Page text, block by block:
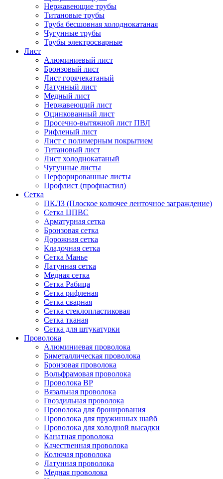
Нержавеющие трубы
Титановые трубы
Труба бесшовная холоднокатаная
Чугунные трубы
Трубы электросварные
Лист
Алюминиевый лист
Бронзовый лист
Лист горячекатаный
Латунный лист
Медный лист
Нержавеющий лист
Оцинкованный лист
Просечно-вытяжной лист ПВЛ
Рифленый лист
Лист с полимерным покрытием
Титановый лист
Лист холоднокатаный
Чугунные листы
Перфорированные листы
Профлист (профнастил)
Сетка
ПКЛЗ (Плоское колючее ленточное заграждение)
Сетка ЦПВС
Арматурная сетка
Бронзовая сетка
Дорожная сетка
Кладочная сетка
Сетка Манье
Латунная сетка
Медная сетка
Сетка Рабица
Сетка рифленая
Сетка сварная
Сетка стеклопластиковая
Сетка тканая
Сетка для штукатурки
Проволока
Алюминиевая проволока
Биметаллическая проволока
Бронзовая проволока
Вольфрамовая проволока
Проволока ВР
Вязальная проволока
Гвоздильная проволока
Проволока для бронирования
Проволока для пружинных шайб
Проволока для холодной высадки
Канатная проволока
Качественная проволока
Колючая проволока
Латунная проволока
Медная проволока